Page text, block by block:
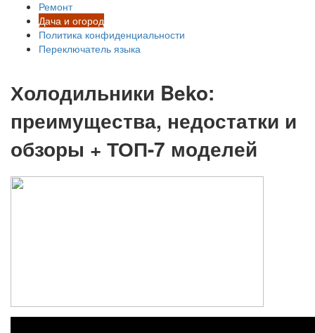
Ремонт
Дача и огород
Политика конфиденциальности
Переключатель языка
Холодильники Beko:
преимущества, недостатки и
обзоры + ТОП-7 моделей